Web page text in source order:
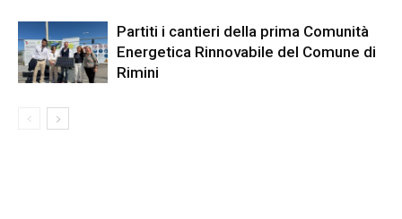
Partiti i cantieri della prima Comunità
Energetica Rinnovabile del Comune di
Rimini